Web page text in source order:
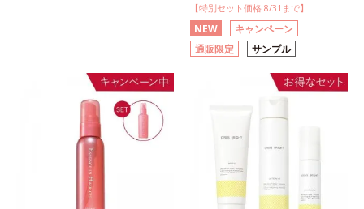
【特別セット価格 8/31まで】
NEW
キャンペーン
通販限定
サンプル